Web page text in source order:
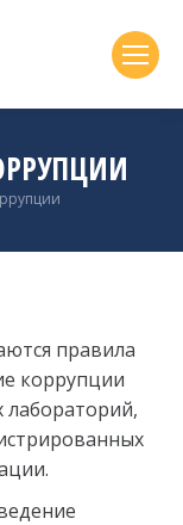
правила
коррупции
лабораторий,